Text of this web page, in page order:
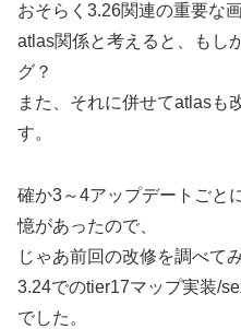
おそらく3.26関連の重要な
atlas関係と考えると、もし
グ？
また、それに併せてatlasも
す。
確か3～4アップデートごと
憶があったので、
じゃあ前回の改修を調べ
3.24でのtier17マップ実装/
でした。